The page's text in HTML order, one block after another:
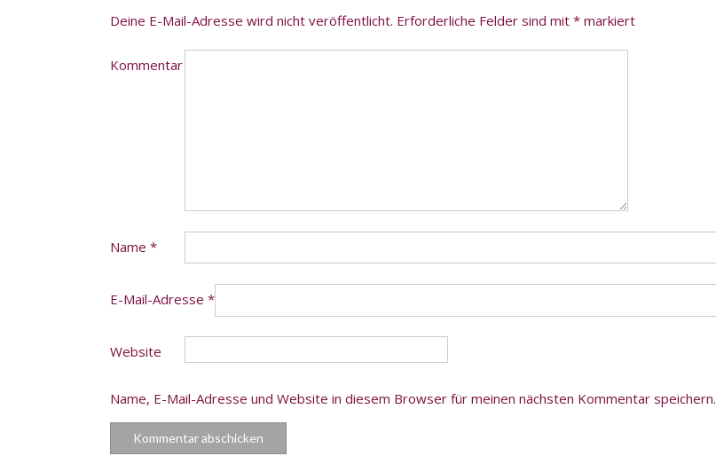
Deine E-Mail-Adresse wird nicht veröffentlicht. Erforderliche Felder sind mit * markiert
Kommentar
Name *
E-Mail-Adresse *
Website
Name, E-Mail-Adresse und Website in diesem Browser für meinen nächsten Kommentar speichern.